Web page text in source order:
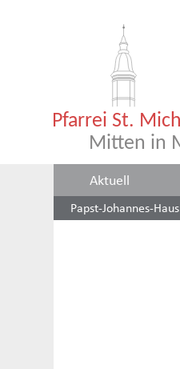
Aktuell
Papst-Johannes-Haus